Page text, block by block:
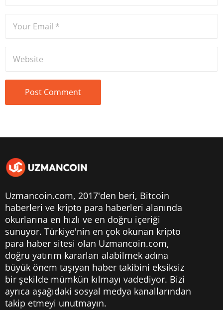
Uzmancoin.com, 2017'den beri, Bitcoin
haberleri ve kripto para haberleri alanında
okurlarına en hızlı ve en doğru içeriği
sunuyor. Türkiye'nin en çok okunan kripto
para haber sitesi olan Uzmancoin.com,
doğru yatırım kararları alabilmek adına
büyük önem taşıyan haber takibini eksiksiz
bir şekilde mümkün kılmayı vadediyor. Bizi
ayrıca aşağıdaki sosyal medya kanallarından
takip etmeyi unutmayın.